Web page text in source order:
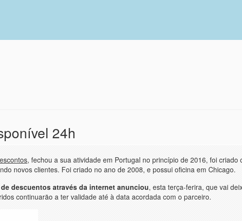
24h
, fechou a sua atividade em Portugal no princípio de 2016, foi criado
novos clientes. Foi criado no ano de 2008, e possui oficina em Chicago.
descuentos através da internet anunciou, esta terça-ferira, que vai
continuaräo a ter validade até à data acordada com o parceiro.